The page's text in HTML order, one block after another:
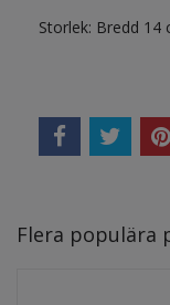
Storlek: Bredd 14
Flera populära